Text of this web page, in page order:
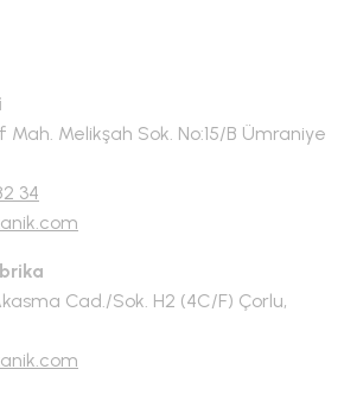
Melikşah Sok. No:15/B Ümraniye
34
Cad./Sok. H2 (4C/F) Çorlu,